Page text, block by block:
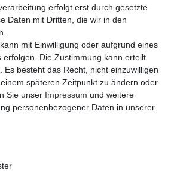
erfolgt erst durch gesetzte
Daten mit Dritten, die wir in den
mit Einwilligung oder aufgrund eines
erfolgen. Die Zustimmung kann erteilt
Es besteht das Recht, nicht einzuwilligen
späteren Zeitpunkt zu ändern oder
Sie unser Impressum und weitere
personenbezogener Daten in unserer